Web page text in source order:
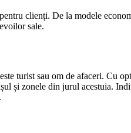
clienți. De la modele
sale.
turist sau om de afaceri. Cu
și zonele din jurul acestuia.